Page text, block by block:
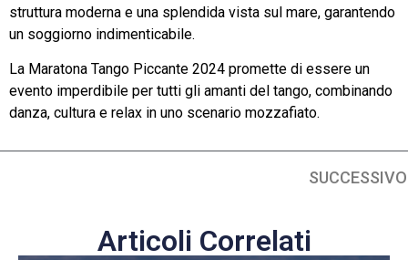
struttura moderna e una splendida vista sul mare, garantendo
un soggiorno indimenticabile.
La Maratona Tango Piccante 2024 promette di essere un
evento imperdibile per tutti gli amanti del tango, combinando
danza, cultura e relax in uno scenario mozzafiato.
SUCCESSIVO
Articoli Correlati